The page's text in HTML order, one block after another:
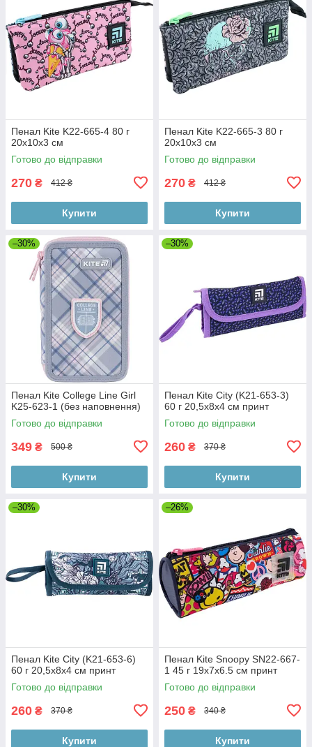
Пенал Kite K22-665-4 80 г
20x10x3 см
Готово до відправки
270 ₴ 412 ₴
Купити
Пенал Kite K22-665-3 80 г
20x10x3 см
Готово до відправки
270 ₴ 412 ₴
Купити
–30%
Пенал Kite College Line Girl
K25-623-1 (без наповнення)
Готово до відправки
349 ₴ 500 ₴
Купити
–30%
Пенал Kite City (K21-653-3)
60 г 20,5x8x4 см принт
Готово до відправки
260 ₴ 370 ₴
Купити
–30%
Пенал Kite City (K21-653-6)
60 г 20,5x8x4 см принт
Готово до відправки
260 ₴ 370 ₴
Купити
–26%
Пенал Kite Snoopy SN22-667-
1 45 г 19х7х6.5 см принт
Готово до відправки
250 ₴ 340 ₴
Купити